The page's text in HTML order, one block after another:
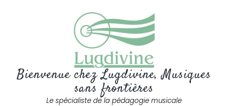
Bienvenue chez Lugdivine, Musiques
sans frontières
Le spécialiste de la pédagogie musicale